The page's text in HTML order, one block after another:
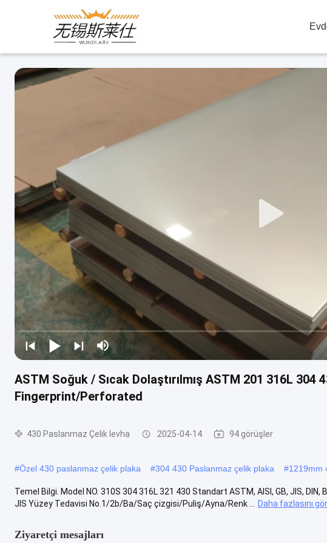
ASTM Soğuk / Sıcak Dolaştırılmış ASTM 201 316L
Fingerprint/Perforated
430 Paslanmaz Çelik levha 2025-04-14 94 görüşler
#Özel 430 paslanmaz çelik plaka #304 430 Paslanmaz çelik plaka #1219mm
Temel Bilgi. Model NO. 310S 304 316L 321 430 Standart ASTM, AISI, GB, JIS, DIN,
JIS Yüzey Tedavisi No.1/2b/Ba/Saç çizgisi/Puliş/Ayna/Renk ...
Daha fazlasını
Ziyaretçi mesajları